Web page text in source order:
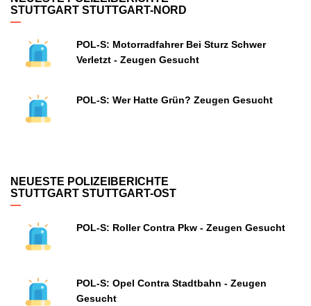
STUTTGART STUTTGART-NORD
POL-S: Motorradfahrer Bei Sturz Schwer
Verletzt - Zeugen Gesucht
POL-S: Wer Hatte Grün? Zeugen Gesucht
NEUESTE POLIZEIBERICHTE
STUTTGART STUTTGART-OST
POL-S: Roller Contra Pkw - Zeugen Gesucht
POL-S: Opel Contra Stadtbahn - Zeugen
Gesucht